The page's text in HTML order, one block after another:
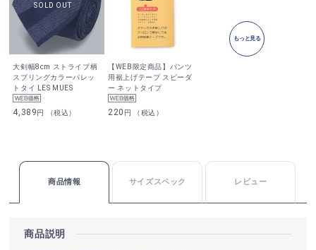
大剣幅8cm ストライプ柄
スプリングカラーパレッ
トタイ LES MUES
4,389円 （税込）
【WEB限定商品】パンツ
用裾上げテープ スピーダ
ー ネットタイプ
220 円 （税込）
もっと見る
商品情報 サイズスペック レビュー
商品説明